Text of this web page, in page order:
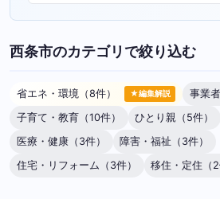
西条市のカテゴリで絞り込む
省エネ・環境（8件） ★編集解説
事業
子育て・教育（10件）
ひとり親（5件）
医療・健康（3件）
障害・福祉（3件）
住宅・リフォーム（3件）
移住・定住（2